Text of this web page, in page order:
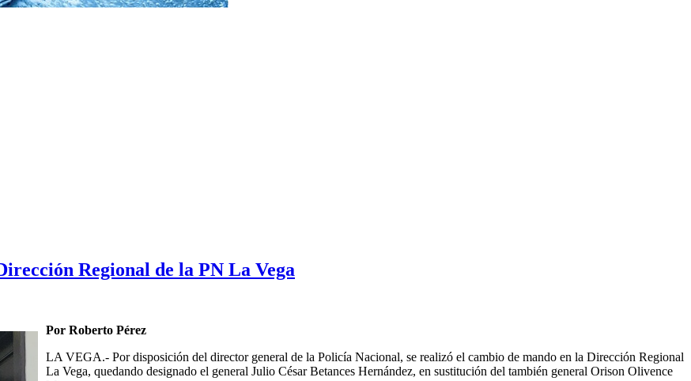
Regional de la PN La Vega
Por Roberto Pérez
LA VEGA.- Por disposición del director general de la Policía Nacional, se realizó el cambio de mando en la Dirección Regional
La Vega, quedando designado el general Julio César Betances Hernández, en sustitución del también general Orison Olivence